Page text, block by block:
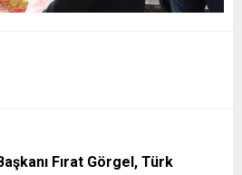
Fırat Görgel, Türk